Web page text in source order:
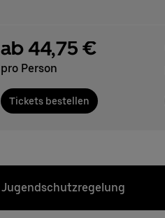
ab 44,75 €
pro Person
Tickets bestellen
Jugendschutzregelung